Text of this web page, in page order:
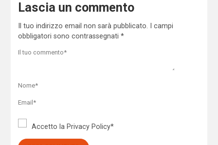
Lascia un commento
Il tuo indirizzo email non sarà pubblicato.
I campi
obbligatori sono contrassegnati *
Accetto la Privacy Policy*